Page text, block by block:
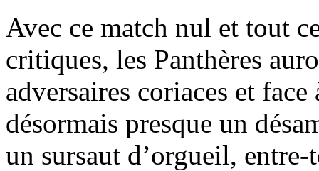
Avec ce match nul et tout
critiques, les Panthères
adversaires coriaces et
désormais presque un
un sursaut d’orgueil, entre-